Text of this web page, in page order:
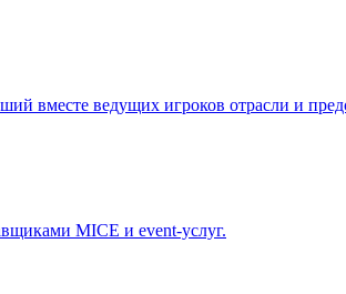
вместе ведущих игроков отрасли и
MICE и event-услуг.